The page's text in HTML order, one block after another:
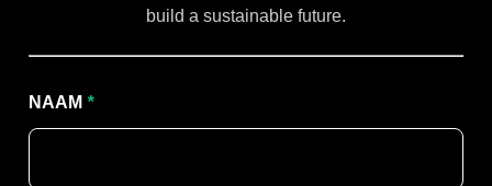
build a sustainable future.
NAAM *